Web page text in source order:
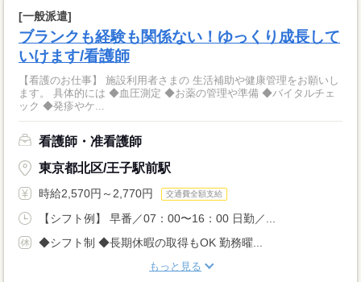
[一般派遣]
ブランクも経験も関係ない！ゆっくり成長して
いけます/看護師
【看護のお仕事】 施設利用者さまの 生活補助や健康管理をお願いし
ます。 具体的には ◆血圧測定 ◆お薬の管理や準備 ◆バイタルチェ
ック ◆発疹やケ...
看護師・准看護師
東京都北区/王子駅前駅
時給2,570円～2,770円 交通費全額支給
【シフト例】 早番／07：00〜16：00 日勤／...
◆シフト制 ◆長期休暇の取得もOK 勤務曜...
もっと見る